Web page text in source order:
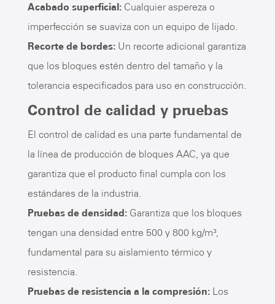
Acabado superficial: Cualquier aspereza o
imperfección se suaviza con un equipo de lijado.
Recorte de bordes: Un recorte adicional garantiza
que los bloques estén dentro del tamaño y la
tolerancia especificados para uso en construcción.
Control de calidad y pruebas
El control de calidad es una parte fundamental de
la línea de producción de bloques AAC, ya que
garantiza que el producto final cumpla con los
estándares de la industria.
Pruebas de densidad: Garantiza que los bloques
tengan una densidad entre 500 y 800 kg/m³,
fundamental para su aislamiento térmico y
resistencia.
Pruebas de resistencia a la compresión: Los